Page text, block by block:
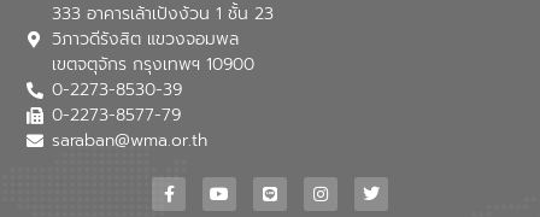
ใช้น้ำที่พุ่งสูงขึ้นจากการขยายตัวของ
การองค์การจัดการน้ำเสีย กล่าวถึงภารกิจ
เพื่อสนับสนุนการพัฒนาเมืองอย่างยั่งยืน
ขณะที่ นายบดินทร์ อุดล กรรมการผู้อำนวย
333 อาคารเล้าเป้งง้วน 1 ชั้น 23
วิภาวดีรังสิต แขวงจอมพล
เขตจตุจักร กรุงเทพฯ 10900
0-2273-8530-39
0-2273-8577-79
saraban@wma.or.th